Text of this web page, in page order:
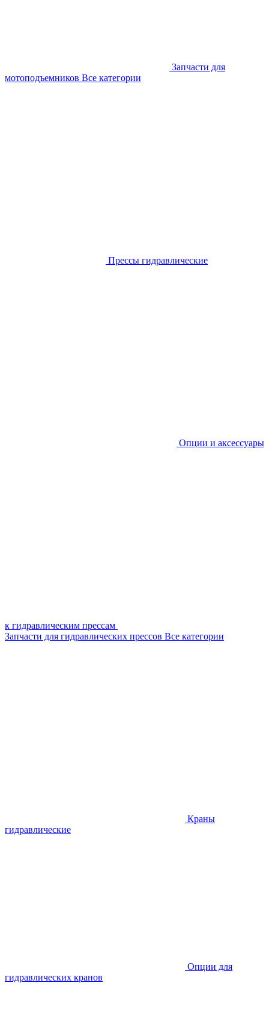
Запчасти для
мотоподъемников Все категории
Прессы гидравлические
Опции и аксессуары
к гидравлическим прессам
Запчасти для гидравлических прессов Все категории
Краны
гидравлические
Опции для
гидравлических кранов